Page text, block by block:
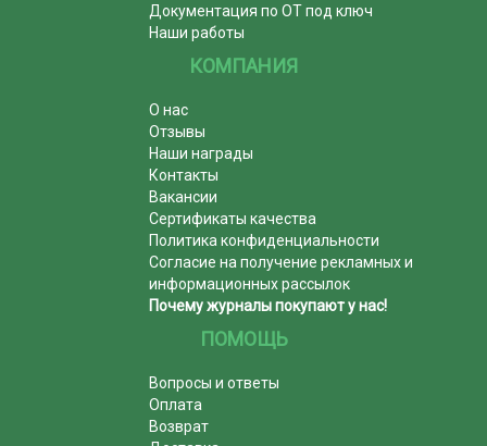
Документация по ОТ под ключ
Наши работы
КОМПАНИЯ
О нас
Отзывы
Наши награды
Контакты
Вакансии
Сертификаты качества
Политика конфиденциальности
Согласие на получение рекламных и
информационных рассылок
Почему журналы покупают у нас!
ПОМОЩЬ
Вопросы и ответы
Оплата
Возврат